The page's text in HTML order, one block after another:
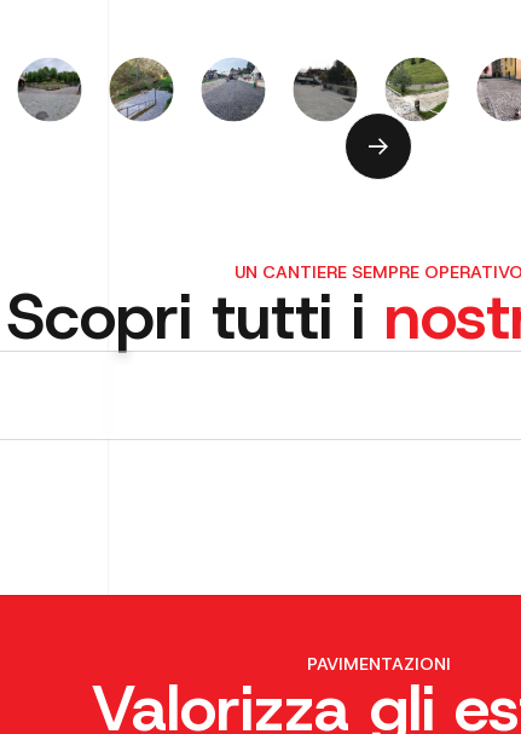
UN CANTIERE SEMPRE OPERATIVO
Scopri tutti i
Progettazione e realizzazione di spazi
trasformando piazze e parchi in luoghi di
aggregazione esteticamente curati e facili
da manutenere.
PAVIMENTAZIONI
Valorizza gli